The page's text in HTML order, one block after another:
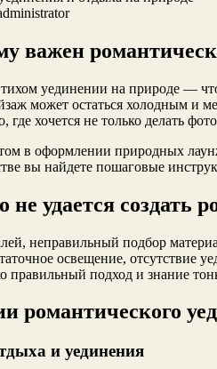
важен
уединении на природе —
может остаться холодным и
где хочется не только делать
в оформлении природных
вы найдете пошаговые
не удается создать
неправильный подбор
освещение,
подход и знание
романтического
и уединения